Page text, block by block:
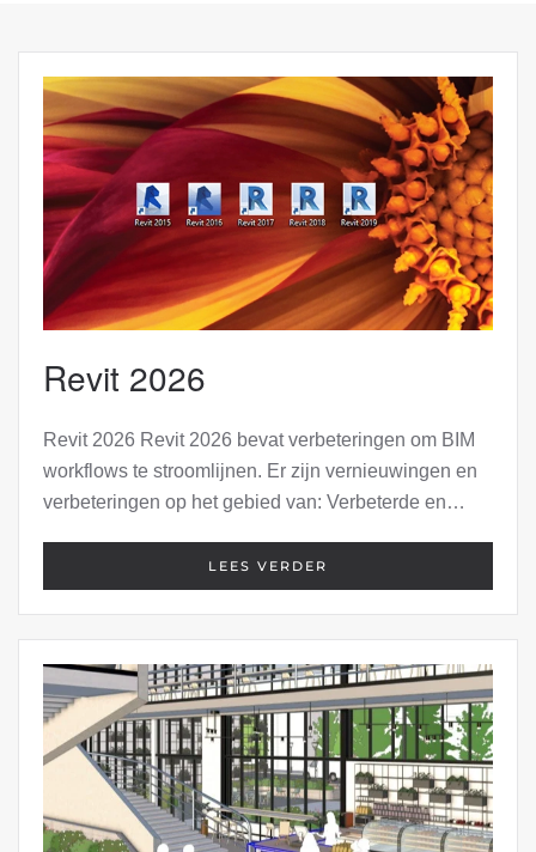
Revit 2026
Revit 2026 Revit 2026 bevat verbeteringen om BIM
workflows te stroomlijnen. Er zijn vernieuwingen en
verbeteringen op het gebied van: Verbeterde en…
LEES VERDER